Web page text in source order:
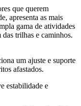
que querem
apresenta as mais
gama de atividades
trilhas e caminhos.
um ajuste e suporte
afastados.
estabilidade e